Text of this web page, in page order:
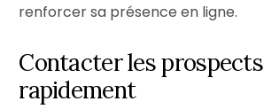
renforcer sa présence en ligne.
Contacter les prospects
rapidement